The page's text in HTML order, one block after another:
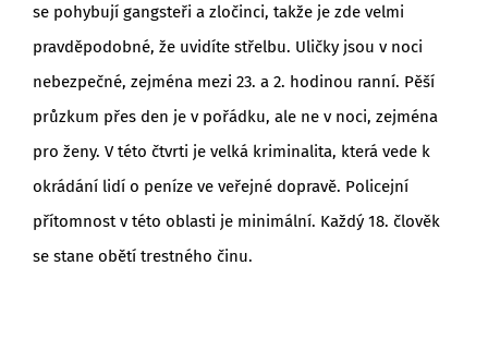
se pohybují gangsteři a zločinci, takže je zde velmi
pravděpodobné, že uvidíte střelbu. Uličky jsou v noci
nebezpečné, zejména mezi 23. a 2. hodinou ranní. Pěší
průzkum přes den je v pořádku, ale ne v noci, zejména
pro ženy. V této čtvrti je velká kriminalita, která vede k
okrádání lidí o peníze ve veřejné dopravě. Policejní
přítomnost v této oblasti je minimální. Každý 18. člověk
se stane obětí trestného činu.